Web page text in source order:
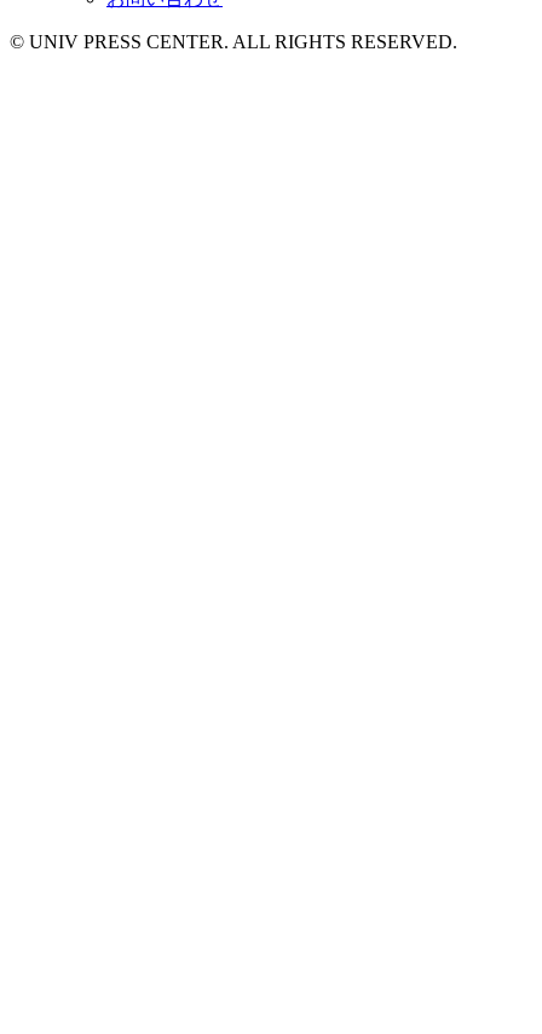
© UNIV PRESS CENTER. ALL RIGHTS RESERVED.